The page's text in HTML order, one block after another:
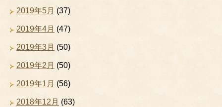
2019年5月 (37)
2019年4月 (47)
2019年3月 (50)
2019年2月 (50)
2019年1月 (56)
2018年12月 (63)